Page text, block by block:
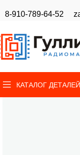
8-910-789-64-52
КАТАЛОГ ДЕТАЛЕЙ